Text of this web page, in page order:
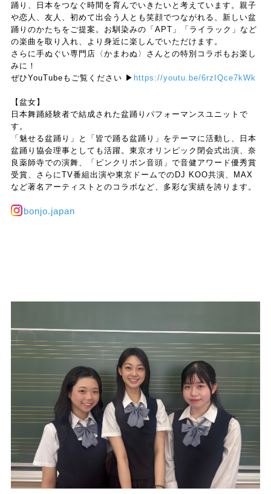
踊り、日本をつなぐ時間を育んでいきたいと考えています。親子
や恋人、友人、初めて出会う人とも笑顔でつながれる、新しい盆
踊りのかたちをご提案。お馴染みの「APT」「ライラック」など
の楽曲を取り入れ、より身近に楽しんでいただけます。
さらに手ぬぐい専門店〈かまわぬ〉さんとの特別コラボもお楽し
みに！
ぜひYouTubeもご覧ください ▶ https://youtu.be/6rzIQce7kWk
【盆女】
日本舞踊経験者で結成された盆踊りパフォーマンスユニットで
す。
「魅せる盆踊り」と「皆で踊る盆踊り」をテーマに活動し、日本
盆踊り協会理事としても活躍。東京オリンピック閉会式出演、奈
良薬師寺での演舞、「ピンクリボン音頭」で音健アワード優秀賞
受賞、さらにTV番組出演や東京ドームでのDJ KOO共演、MAX
など著名アーティストとのコラボなど、多彩な実績を誇ります。
bonjo.japan